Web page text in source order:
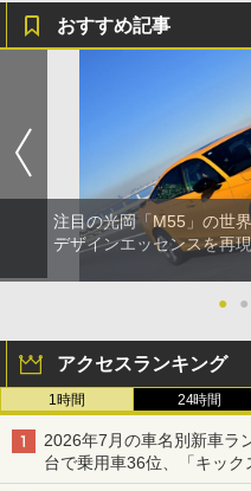
おすすめ記事
注目の光岡「M55」の世
デザインエッセンスを再
● ●
アクセスランキング
1時間 24時間
2026年7月の車名別新車ラ
台で乗用車36位、「キッ